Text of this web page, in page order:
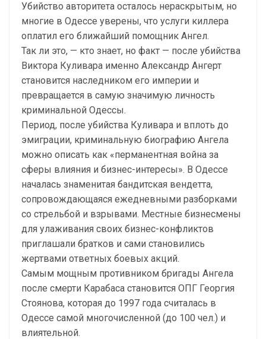
Убийство авторитета осталось нераскрытым, но
многие в Одессе уверены, что услуги киллера
оплатил его ближайший помощник Ангел.
Так ли это, — кто знает, но факт — после убийства
Виктора Куливара именно Александр Ангерт
становится наследником его империи и
превращается в самую значимую личность
криминальной Одессы.
Период, после убийства Куливара и вплоть до
эмиграции, криминальную биографию Ангела
можно описать как «перманентная война за
сферы влияния и бизнес-интересы». В Одессе
началась знаменитая бандитская вендетта,
сопровождающаяся ежедневными разборками
со стрельбой и взрывами. Местные бизнесмены
для улаживания своих бизнес-конфликтов
приглашали братков и сами становились
жертвами ответных боевых акций.
Самым мощным противником бригады Ангела
после смерти Карабаса становится ОПГ Георгия
Стоянова, которая до 1997 года считалась в
Одессе самой многочисленной (до 100 чел.) и
влиятельной.